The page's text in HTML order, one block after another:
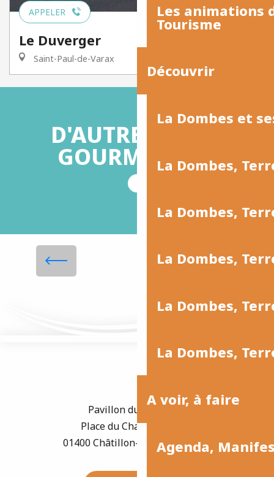
Les animations
Tourisme
Découvrir
La Dombes et
La Dombes,
La Dombes,
La Dombes,
La Dombes,
La Dombes,
A voir, à faire
Agenda,
APPELER
Le Duverger
Saint-Paul-de-Varax
D'AUTRES IDÉES
GOURMANDES
Les grenouilles cuisinées
comme en Dombes
Pavillon du Tourisme
Place du Champ de Foire
01400 Châtillon-sur-Chalaronne